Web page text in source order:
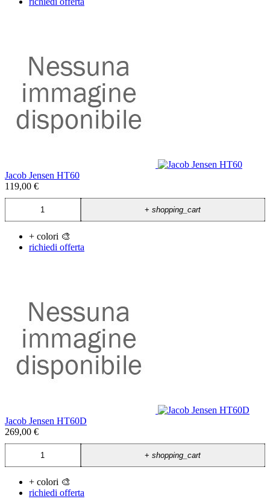
Jacob Jensen HT60
119,00 €
+shopping_cart
+ colori 🎨
richiedi offerta
Jacob Jensen HT60D
269,00 €
+shopping_cart
+ colori 🎨
richiedi offerta